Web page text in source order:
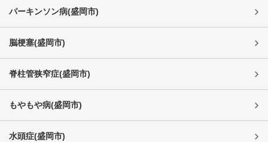
パーキンソン病(盛岡市)
脳梗塞(盛岡市)
脊柱管狭窄症(盛岡市)
もやもや病(盛岡市)
水頭症(盛岡市)